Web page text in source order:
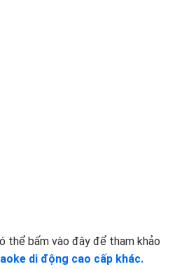
thể bấm vào đây để tham khảo
di động cao cấp khác.